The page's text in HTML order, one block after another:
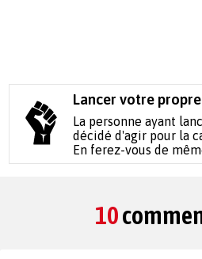
Lancer votre
La personne ayant
décidé d'agir pour la
En ferez-vous de
10